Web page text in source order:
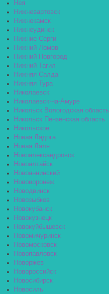
Нея
Нижневартовск
Нижнекамск
Нижнеудинск
Нижние Серги
Нижний Ломов
Нижний Новгород
Нижний Тагил
Нижняя Салда
Нижняя Тура
Николаевск
Николаевск-на-Амуре
Никольск Вологодская область
Никольск Пензенская область
Никольское
Новая Ладога
Новая Ляля
Новоалександровск
Новоалтайск
Новоаннинский
Нововоронеж
Новодвинск
Новозыбков
Новокубанск
Новокузнецк
Новокуйбышевск
Новомичуринск
Новомосковск
Новопавловск
Новоржев
Новороссийск
Новосибирск
Новосиль